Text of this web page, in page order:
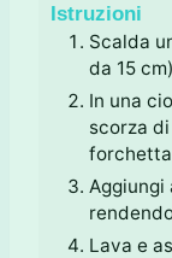
Istruzioni
Scalda
da 15
In una
scorza
Aggiungi
Lava e